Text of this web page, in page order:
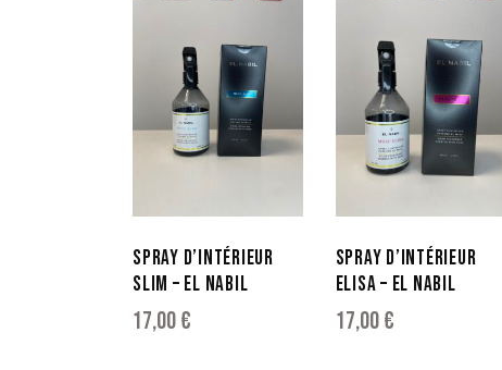
SPRAY D’INTÉRIEUR
SLIM – EL NABIL
17,00€
SPRAY D’INTÉRIEUR
ELISA – EL NABIL
17,00€